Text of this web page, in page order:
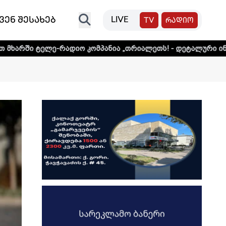
შესახებ LIVE TV რადიო
კომპანია „თრიალეთს! - დეტალური ინფორმაციისთვის